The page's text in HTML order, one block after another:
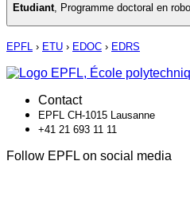
Etudiant Programme doctoral en
EPFL › ETU › EDOC › EDRS
Contact
EPFL CH-1015 Lausanne
+41 21 693 11 11
Follow EPFL on social media